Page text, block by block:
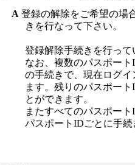
A 登録の解除をご希望の場
きを行なって下さい。
登録解除手続きを行って
なお、複数のパスポー
の手続きで、現在ログ
ます。残りのパスポー
とができます。
またすべてのパスポー
パスポートIDごとに手続